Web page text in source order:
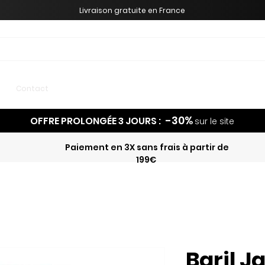
Livraison gratuite en France
Contact
OFFRE PROLONGÉE 3 JOURS : -30% sur le site
Paiement en 3X sans frais à partir de
199€